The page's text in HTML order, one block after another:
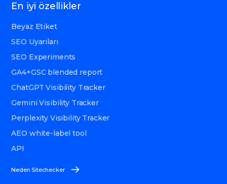
En iyi özellikler
Beyaz Etiket
SEO Uyarıları
SEO Experiments
GA4+GSC blended report
ChatGPT Visibility Tracker
Gemini Visibility Tracker
Perplexity Visibility Tracker
AEO white-label tool
API
Neden Sitechecker